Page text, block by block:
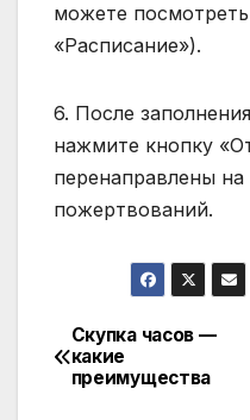
можете
«Расписание»).
6. После
нажмите кнопку
перенаправлены
пожертвований.
Навигация
по
Скупка часов —
какие
преимущества